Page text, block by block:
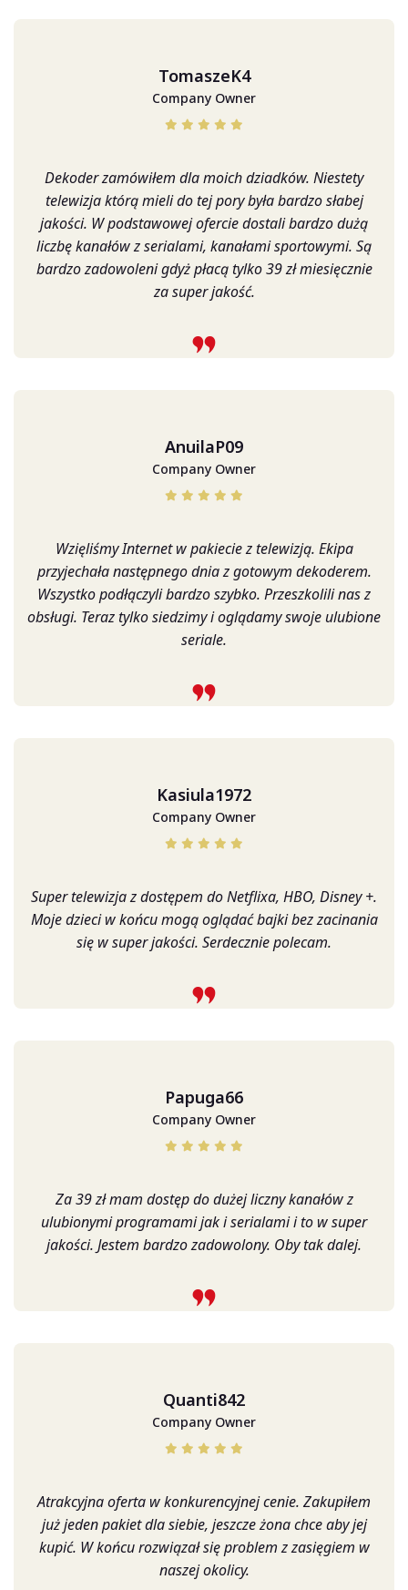
TomaszeK4
Company Owner
Dekoder zamówiłem dla moich dziadków. Niestety
telewizja którą mieli do tej pory była bardzo słabej
jakości. W podstawowej ofercie dostali bardzo dużą
liczbę kanałów z serialami, kanałami sportowymi. Są
bardzo zadowoleni gdyż płacą tylko 39 zł miesięcznie
za super jakość.
AnuilaP09
Company Owner
Wzięliśmy Internet w pakiecie z telewizją. Ekipa
przyjechała następnego dnia z gotowym dekoderem.
Wszystko podłączyli bardzo szybko. Przeszkolili nas z
obsługi. Teraz tylko siedzimy i oglądamy swoje ulubione
seriale.
Kasiula1972
Company Owner
Super telewizja z dostępem do Netflixa, HBO, Disney +.
Moje dzieci w końcu mogą oglądać bajki bez zacinania
się w super jakości. Serdecznie polecam.
Papuga66
Company Owner
Za 39 zł mam dostęp do dużej liczny kanałów z
ulubionymi programami jak i serialami i to w super
jakości. Jestem bardzo zadowolony. Oby tak dalej.
Quanti842
Company Owner
Atrakcyjna oferta w konkurencyjnej cenie. Zakupiłem
już jeden pakiet dla siebie, jeszcze żona chce aby jej
kupić. W końcu rozwiązał się problem z zasięgiem w
naszej okolicy.